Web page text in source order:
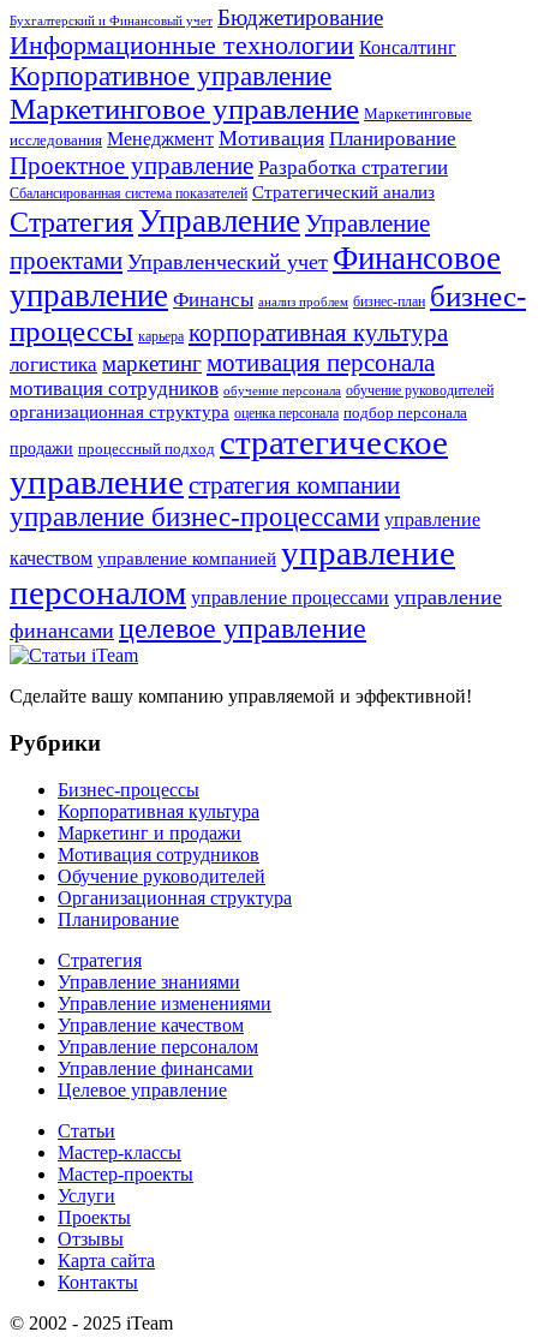
Бухгалтерский и Финансовый учет Бюджетирование
Информационные технологии Консалтинг
Корпоративное управление
Маркетинговое управление Маркетинговые
исследования Менеджмент Мотивация Планирование
Проектное управление Разработка стратегии
Сбалансированная система показателей Стратегический анализ
СтратегияУправление Управление
проектами Управленческий учет Финансовое
управление Финансы анализ проблем бизнес-план бизнес-
процессы карьера корпоративная культура
логистика маркетингмотивация персонала
мотивация сотрудников обучение персонала обучение руководителей
организационная структура оценка персонала подбор персонала
продажи процессный подход стратегическое
управление стратегия компании
управление бизнес-процессами управление
качеством управление компанией управление
персоналом управление процессами управление
финансами целевое управление
Сделайте вашу компанию управляемой и эффективной!
Рубрики
Бизнес-процессы
Корпоративная культура
Маркетинг и продажи
Мотивация сотрудников
Обучение руководителей
Организационная структура
Планирование
Стратегия
Управление знаниями
Управление изменениями
Управление качеством
Управление персоналом
Управление финансами
Целевое управление
Статьи
Мастер-классы
Мастер-проекты
Услуги
Проекты
Отзывы
Карта сайта
Контакты
© 2002 - 2025 iTeam